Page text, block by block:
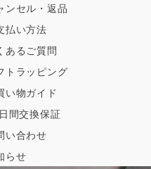
ンセル・返品
払い方法
あるご質問
トラッピング
い物ガイド
間交換保証
い合わせ
らせ